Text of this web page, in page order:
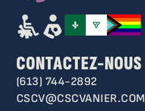
CONTACTEZ-NOUS
(613) 744-2892
CSCV@CSCVANIER.COM